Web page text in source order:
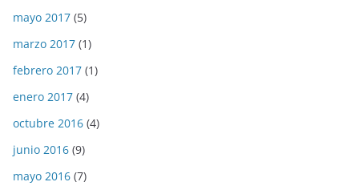
mayo 2017 (5)
marzo 2017 (1)
febrero 2017 (1)
enero 2017 (4)
octubre 2016 (4)
junio 2016 (9)
mayo 2016 (7)